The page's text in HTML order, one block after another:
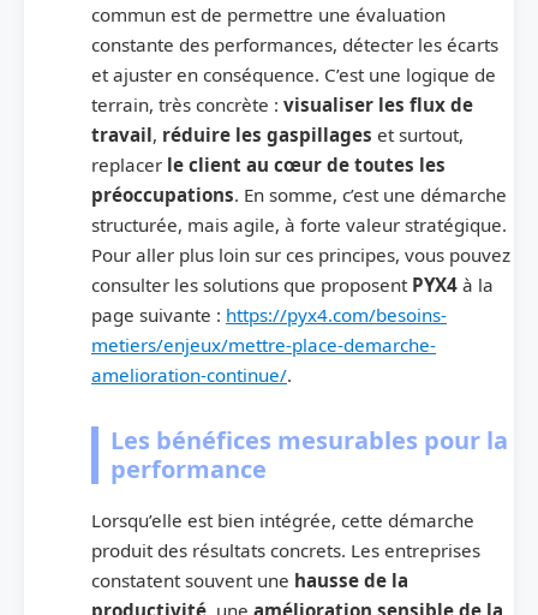
commun est de permettre une évaluation
constante des performances, détecter les écarts
et ajuster en conséquence. C’est une logique de
terrain, très concrète : visualiser les flux de
travail, réduire les gaspillages et surtout,
replacer le client au cœur de toutes les
préoccupations. En somme, c’est une démarche
structurée, mais agile, à forte valeur stratégique.
Pour aller plus loin sur ces principes, vous pouvez
consulter les solutions que proposent PYX4 à la
page suivante : https://pyx4.com/besoins-
metiers/enjeux/mettre-place-demarche-
amelioration-continue/.
Les bénéfices mesurables pour la
performance
Lorsqu’elle est bien intégrée, cette démarche
produit des résultats concrets. Les entreprises
constatent souvent une hausse de la
productivité, une amélioration sensible de la